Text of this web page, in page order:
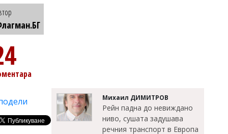
Михаил ДИМИТРОВ
Рейн падна до невиждано
ниво, сушата задушава
речния транспорт в Европа